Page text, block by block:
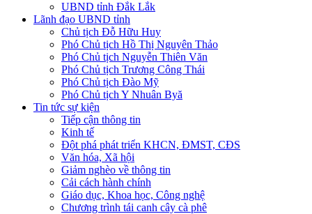
UBND tỉnh Đắk Lắk
Lãnh đạo UBND tỉnh
Chủ tịch Đỗ Hữu Huy
Phó Chủ tịch Hồ Thị Nguyên Thảo
Phó Chủ tịch Nguyễn Thiên Văn
Phó Chủ tịch Trương Công Thái
Phó Chủ tịch Đào Mỹ
Phó Chủ tịch Y Nhuân Byă
Tin tức sự kiện
Tiếp cận thông tin
Kinh tế
Đột phá phát triển KHCN, ĐMST, CĐS
Văn hóa, Xã hội
Giảm nghèo về thông tin
Cải cách hành chính
Giáo dục, Khoa học, Công nghệ
Chương trình tái canh cây cà phê